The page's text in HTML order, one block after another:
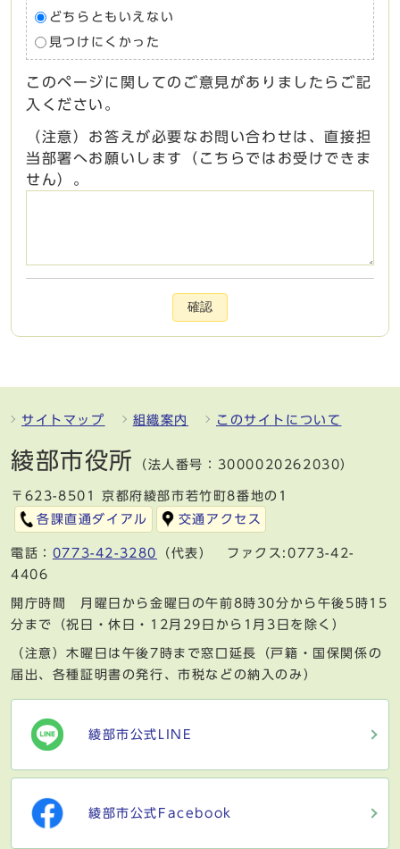
どちらともいえない
見つけにくかった
このページに関してのご意見がありましたらご記
入ください。
（注意）お答えが必要なお問い合わせは、直接担
当部署へお願いします（こちらではお受けできま
せん）。
確認
サイトマップ 組織案内 このサイトについて
綾部市役所 （法人番号：3000020262030）
〒623-8501 京都府綾部市若竹町8番地の1
各課直通ダイアル
交通アクセス
電話： 0773-42-3280
（代表） ファクス:0773-42-
4406
開庁時間 月曜日から金曜日の午前8時30分から午後5時15
分まで（祝日・休日・12月29日から1月3日を除く）
（注意）木曜日は午後7時まで窓口延長（戸籍・国保関係の
届出、各種証明書の発行、市税などの納入のみ）
綾部市公式LINE
綾部市公式Facebook